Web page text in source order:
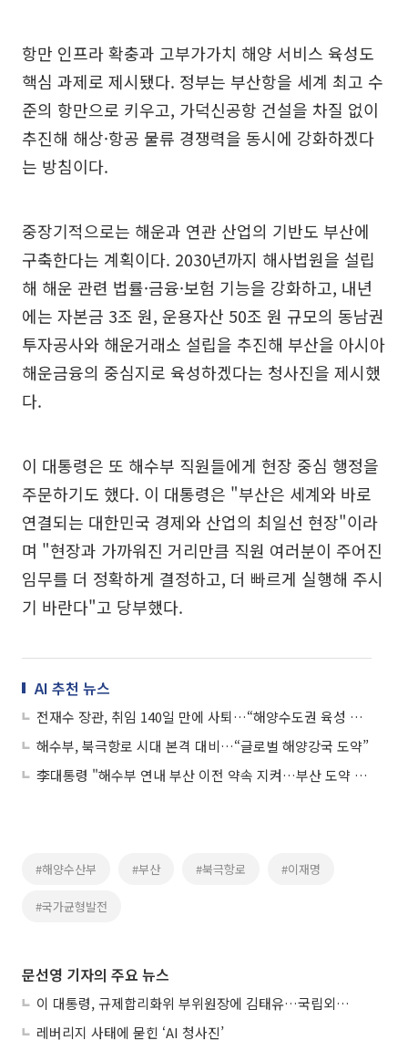
항만 인프라 확충과 고부가가치 해양 서비스 육성도
핵심 과제로 제시됐다. 정부는 부산항을 세계 최고 수
준의 항만으로 키우고, 가덕신공항 건설을 차질 없이
추진해 해상·항공 물류 경쟁력을 동시에 강화하겠다
는 방침이다.
중장기적으로는 해운과 연관 산업의 기반도 부산에
구축한다는 계획이다. 2030년까지 해사법원을 설립
해 해운 관련 법률·금융·보험 기능을 강화하고, 내년
에는 자본금 3조 원, 운용자산 50조 원 규모의 동남권
투자공사와 해운거래소 설립을 추진해 부산을 아시아
해운금융의 중심지로 육성하겠다는 청사진을 제시했
다.
이 대통령은 또 해수부 직원들에게 현장 중심 행정을
주문하기도 했다. 이 대통령은 "부산은 세계와 바로
연결되는 대한민국 경제와 산업의 최일선 현장"이라
며 "현장과 가까워진 거리만큼 직원 여러분이 주어진
임무를 더 정확하게 결정하고, 더 빠르게 실행해 주시
기 바란다"고 당부했다.
AI 추천 뉴스
전재수 장관, 취임 140일 만에 사퇴…“해양수도권 육성 흔들림 없어야”
해수부, 북극항로 시대 본격 대비…“글로벌 해양강국 도약”
李대통령 "해수부 연내 부산 이전 약속 지켜…부산 도약 중대 계기"
#해양수산부 #부산 #북극항로 #이재명
#국가균형발전
문선영 기자의 주요 뉴스
이 대통령, 규제합리화위 부위원장에 김태유…국립외교원장 김흥규
레버리지 사태에 묻힌 ‘AI 청사진’